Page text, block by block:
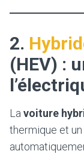
2.
(HEV) :
La voiture
thermique et